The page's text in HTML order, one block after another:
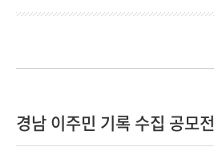
경남 이주민 기록 수집 공모전